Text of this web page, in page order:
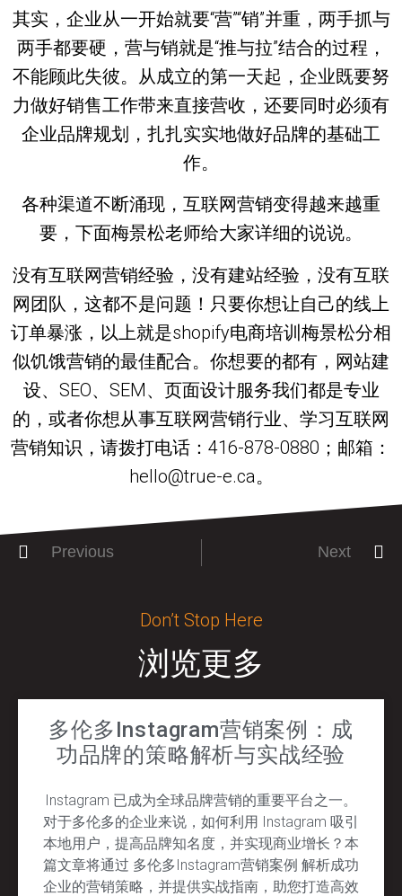
其实，企业从一开始就要“营”“销”并重，两手抓与
两手都要硬，营与销就是“推与拉”结合的过程，
不能顾此失彼。从成立的第一天起，企业既要努
力做好销售工作带来直接营收，还要同时必须有
企业品牌规划，扎扎实实地做好品牌的基础工
作。
各种渠道不断涌现，互联网营销变得越来越重
要，下面梅景松老师给大家详细的说说。
没有互联网营销经验，没有建站经验，没有互联
网团队，这都不是问题！只要你想让自己的线上
订单暴涨，以上就是shopify电商培训梅景松分相
似饥饿营销的最佳配合。你想要的都有，网站建
设、SEO、SEM、页面设计服务我们都是专业
的，或者你想从事互联网营销行业、学习互联网
营销知识，请拨打电话：416-878-0880；邮箱：
hello@true-e.ca。
Previous Next
Don’t Stop Here
浏览更多
多伦多Instagram营销案例：成
功品牌的策略解析与实战经验
Instagram 已成为全球品牌营销的重要平台之一。
对于多伦多的企业来说，如何利用 Instagram 吸引
本地用户，提高品牌知名度，并实现商业增长？本
篇文章将通过 多伦多Instagram营销案例 解析成功
企业的营销策略，并提供实战指南，助您打造高效